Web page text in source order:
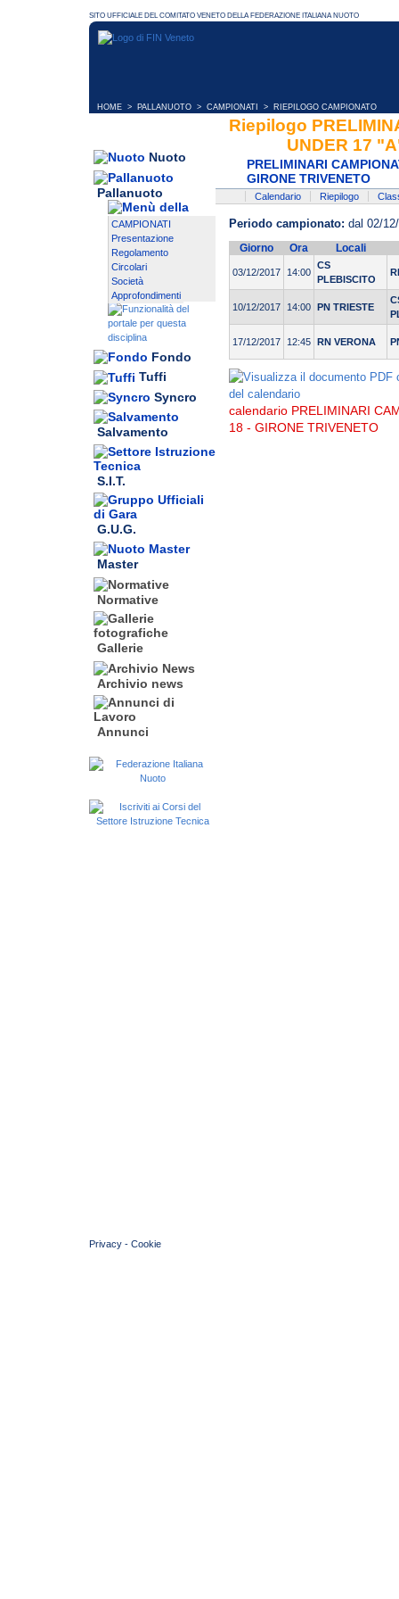
HOME > PALLANUOTO > CAMPIONATI > RIEPILOGO CAMPIONATO
Nuoto
Pallanuoto
CAMPIONATI
Presentazione
Regolamento
Circolari
Società
Approfondimenti
Fondo
Tuffi
Syncro
Salvamento
S.I.T.
G.U.G.
Master
Normative
Gallerie
Archivio news
Annunci
Riepilogo
UNDER 17
PRELIMINARI
GIRONE TRIVENETO
Calendario Riepilogo
Periodo campionato: dal 02/
Giorno Ora Locali
03/12/2017 14:00
CS
PLEBISCITO
10/12/2017 14:00 PN TRIESTE
17/12/2017 12:45 RN VERONA
calendario PRELIMINARI
18 - GIRONE TRIVENETO
Privacy - Cookie